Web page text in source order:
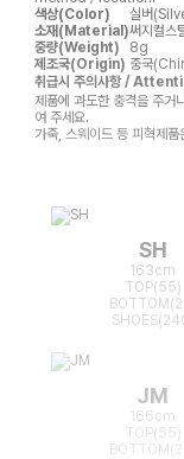
색상(Color)
실버
소재(Material)써지컬
중량(Weight)
8g
제조국(Origin) 중국
취급시 주의사항 /
제품에 과도한 충격을 주거
여 주세요.
가죽, 스웨이드 등 피혁제
SH
163cm
TOP(55)
JM
166cm
TOP(55)